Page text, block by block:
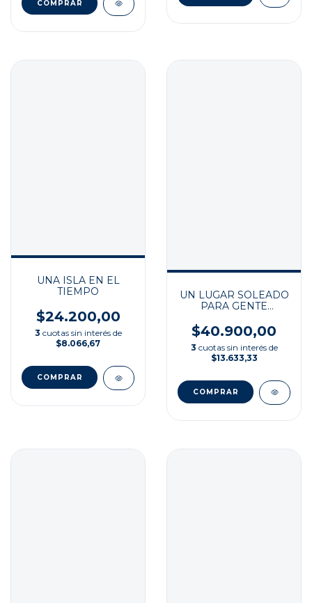
UNA ISLA EN EL
TIEMPO
$24.200,00
3 cuotas sin interés de
$8.066,67
UN LUGAR SOLEADO
PARA GENTE
$40.900,00
3 cuotas sin interés de
$13.633,33